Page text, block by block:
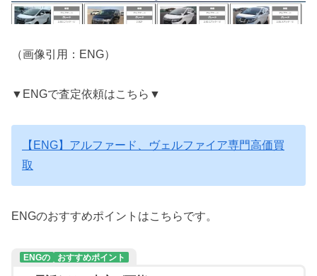
（画像引用：ENG）
▼ENGで査定依頼はこちら▼
【ENG】アルファード、ヴェルファイア専門高価買
取
ENGのおすすめポイントはこちらです。
ENGの おすすめポイント